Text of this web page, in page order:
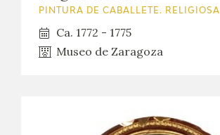
PINTURA DE CABALLETE. RELIGIOSA
Ca. 1772 - 1775
Museo de Zaragoza